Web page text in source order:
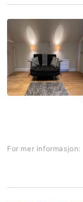
For mer informasjon: